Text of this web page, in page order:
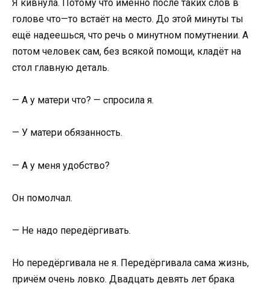
Я кивнула. Потому что именно после таких слов в
голове что—то встаёт на место. До этой минуты ты
ещё надеешься, что речь о минутном помутнении. А
потом человек сам, без всякой помощи, кладёт на
стол главную деталь.
— А у матери что? — спросила я.
— У матери обязанность.
— А у меня удобство?
Он помолчал.
— Не надо передёргивать.
Но передёргивала не я. Передёргивала сама жизнь,
причём очень ловко. Двадцать девять лет брака